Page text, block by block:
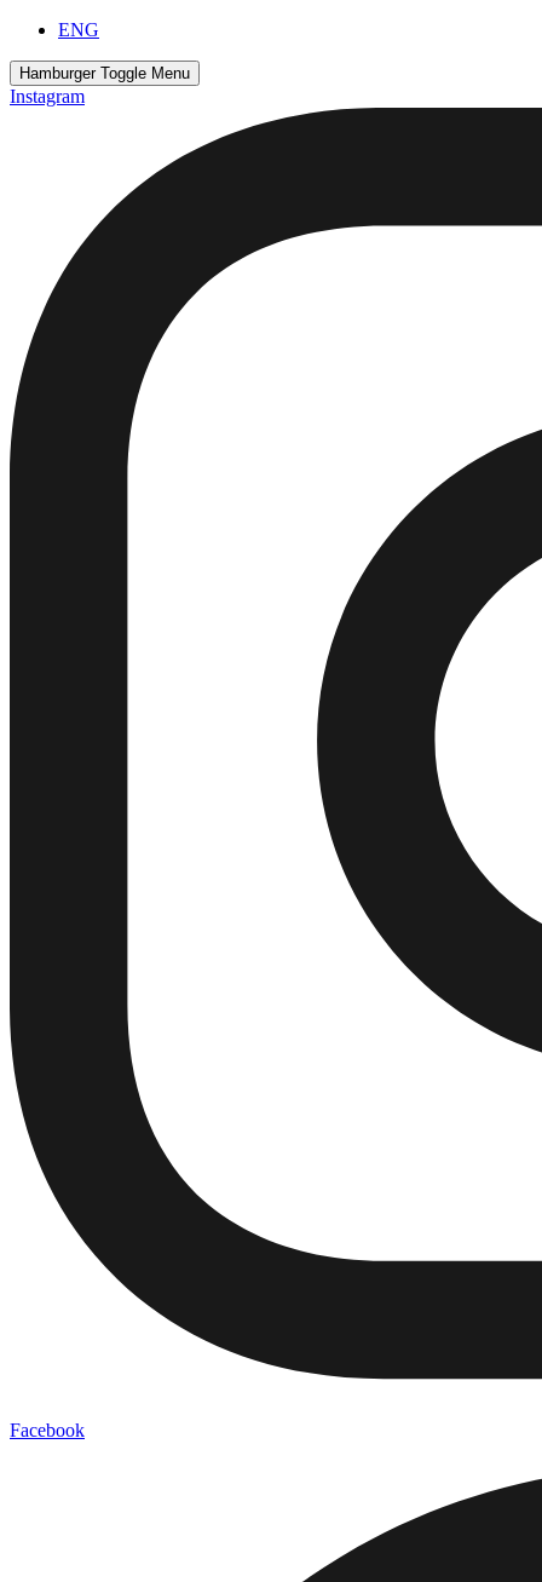
Скочите
садржај
ENG
Hamburger Toggle Menu
Instagram
Facebook